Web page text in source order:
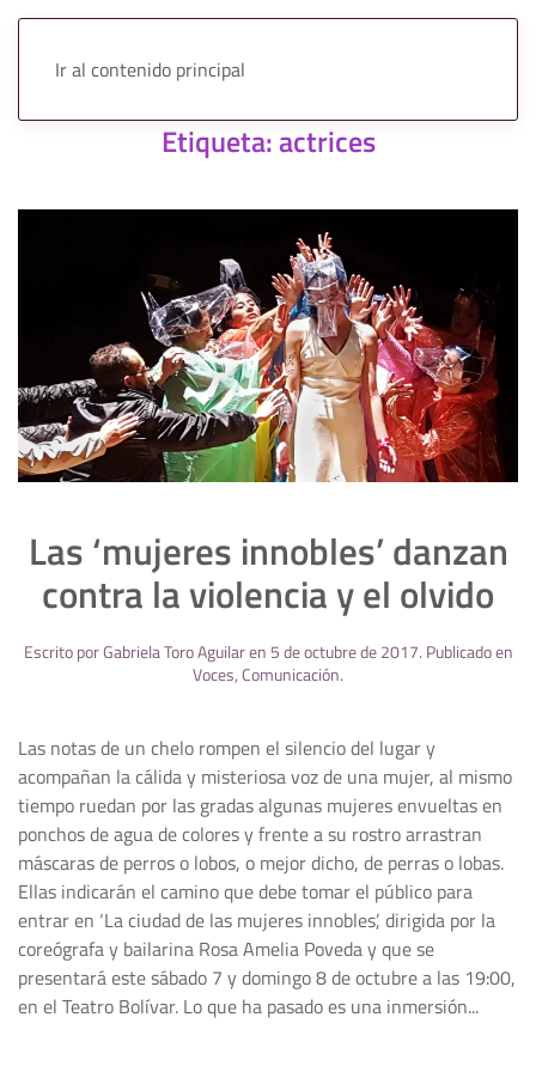
Ir al contenido principal
Etiqueta:actrices
Las ‘mujeres innobles’ danzan
contra la violencia y el olvido
Escrito porGabriela Toro Aguilaren 5 de octubre de 2017. Publicado en
Voces,Comunicación.
Las notas de un chelo rompen el silencio del lugar y
acompañan la cálida y misteriosa voz de una mujer, al mismo
tiempo ruedan por las gradas algunas mujeres envueltas en
ponchos de agua de colores y frente a su rostro arrastran
máscaras de perros o lobos, o mejor dicho, de perras o lobas.
Ellas indicarán el camino que debe tomar el público para
entrar en ‘La ciudad de las mujeres innobles’, dirigida por la
coreógrafa y bailarina Rosa Amelia Poveda y que se
presentará este sábado 7 y domingo 8 de octubre a las 19:00,
en el Teatro Bolívar. Lo que ha pasado es una inmersión...